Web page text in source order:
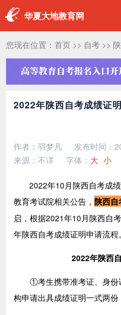
华夏大地教育网
您现在位置： 首页>> 自考>>
2022年陕西自考成绩证
作者：羽梦凡
发布时间：
来源：不详
字体： 大 小
2022年10月陕西自考成
教育考试院相关公告， 陕西
启，根据2021年10月陕西自
年陕西自考成绩证明申请流程
2022年陕西
①考生携带准考证、身份
构申请出具成绩证明一式两份